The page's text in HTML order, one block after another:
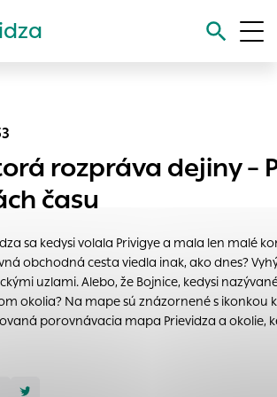
rozpráva dejiny –
času
sa kedysi volala Privigye a mala len
obchodná cesta viedla inak, ako dnes?
uzlami. Alebo, že Bojnice, kedysi
okolia? Na mape sú znázornené s ikonkou
porovnávacia mapa Prievidza a okolie,
cookies
súbory, do ktorých webové stránky môžu
o vašej aktivite a preferenciách.
prihlásenie alebo aby sa uložila Vaša
cookies, ktorú chcete povoliť
funkcie, ako je navigácia na stránke a